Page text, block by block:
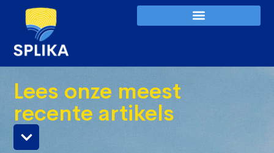
Lees onze meest
recente artikels